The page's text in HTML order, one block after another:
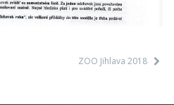
ZOO Jihlava 2018